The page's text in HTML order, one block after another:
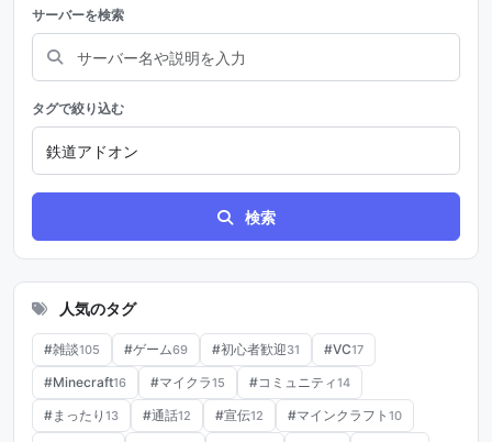
サーバーを検索
タグで絞り込む
検索
人気のタグ
#雑談105 #ゲーム69 #初心者歓迎31 #VC17
#Minecraft16 #マイクラ15 #コミュニティ14
#まったり 13 #通話12 #宣伝12 #マインクラフト 10